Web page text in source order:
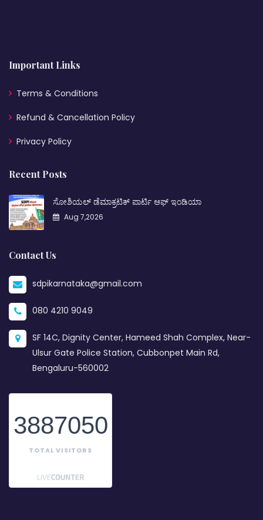
Important Links
Terms & Conditions
Refund & Cancellation Policy
Privacy Policy
Recent Posts
ಸೋಶಿಯಲ್ ಡೆಮಾಕ್ರಟಿಕ್ ಪಾರ್ಟಿ ಆಫ್ ಇಂಡಿಯಾ
Aug 7,2026
Contact Us
sdpikarnataka@gmail.com
080 4210 9049
SF 14C, Dignity Center, Hameed Shah Complex, Near-
Ulsur Gate Police Station, Cubbonpet Main Rd,
Bengaluru-560002
3887050
TOTAL VISITORS